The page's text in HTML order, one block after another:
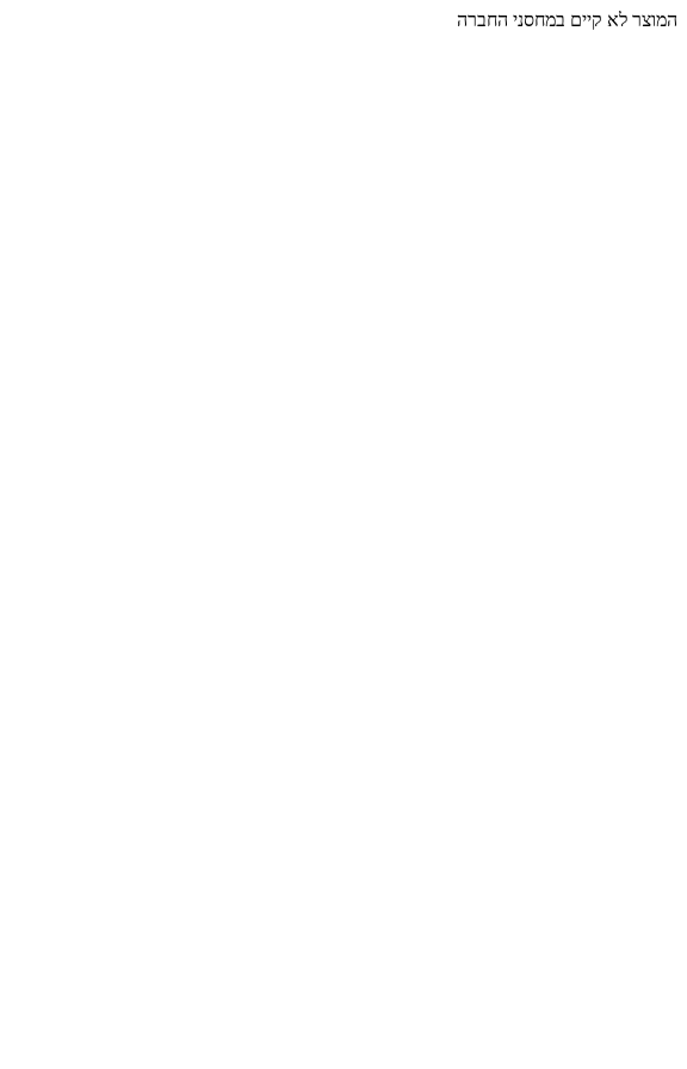
המוצר לא קיים במחסני החברה